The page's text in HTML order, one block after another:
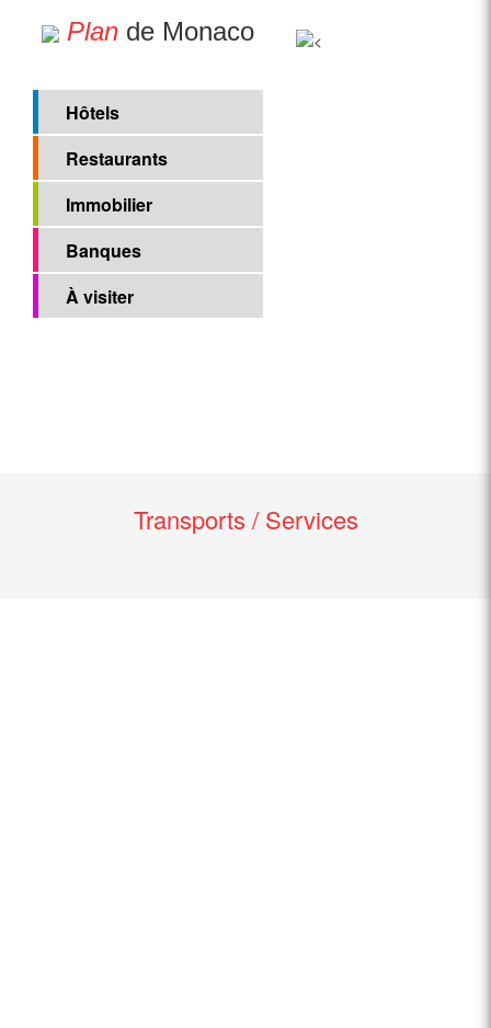
Plan de Monaco
Hôtels
Restaurants
Immobilier
Banques
À visiter
Transports / Services